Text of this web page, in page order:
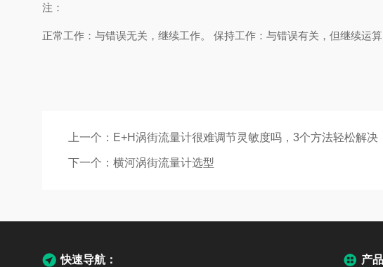
注：
正常工作：与错误无关，继续工作。 保持工作：与错误有关，但继续运算
上一个： E+H涡街流量计很难调节灵敏度吗，3个方法轻松解决
下一个： 横河涡街流量计选型
快速导航： 产